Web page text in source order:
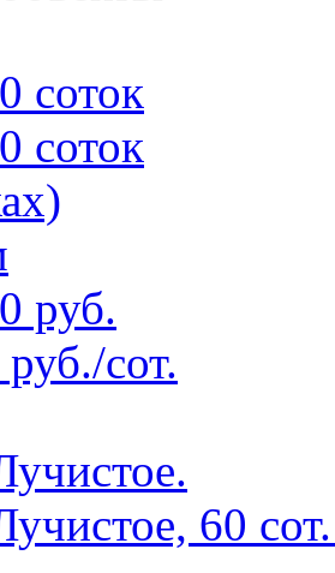
соток
соток
руб.
сот.
60